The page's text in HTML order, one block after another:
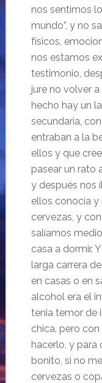
nos sentimos
mundo”, y no
físicos,
nos estamos
testimonio,
jure no volver
hecho hay un
secundaria,
entraban a la
ellos y que
pasear un rato
y después nos
ellos conocía
cervezas, y
salíamos
casa a dormir.
larga carrera
en casas o en
alcohol era el
tenia temor de
chica, pero
hacerlo, y para
bonito, si no
cervezas o